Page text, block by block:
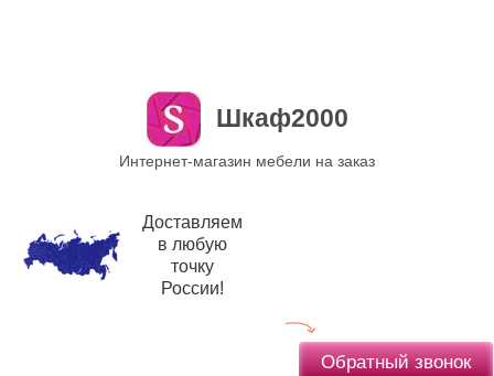
Шкаф2000
Интернет-магазин мебели на заказ
Доставляем
в любую
точку
России!
Обратный звонок